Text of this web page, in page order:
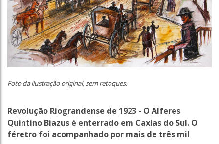
Foto da ilustração original, sem retoques.
Revolução Riograndense de 1923 - O Alferes
Quintino Biazus é enterrado em Caxias do Sul. O
féretro foi acompanhado por mais de três mil